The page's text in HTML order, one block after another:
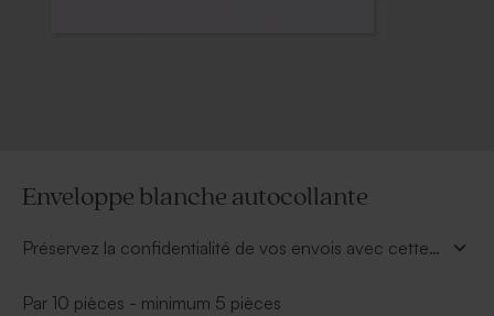
Enveloppe blanche autocollante
Préservez la confidentialité de vos envois avec cette
Par 10 pièces - minimum 5 pièces